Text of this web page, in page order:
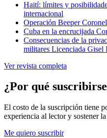
Haití: límites y
internacional
Operación Beeper
Cuba en la encrucijada
Consecuencias de la
militares Licenciada Gisel
Ver revista completa
¿Por qué
El costo de la suscripción tiene
experiencia al lector y sostener
Me quiero suscribir